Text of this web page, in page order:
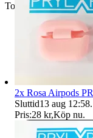
Toppsäljare
2x Rosa Airpods
Sluttid13 aug 12:58.
Pris:28 kr,Köp nu.